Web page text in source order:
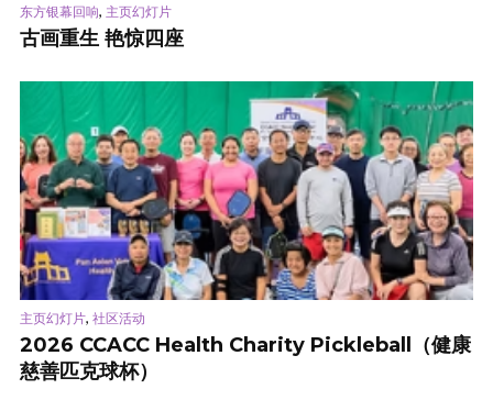
东方银幕回响, 主页幻灯片
古画重生 艳惊四座
主页幻灯片, 社区活动
2026 CCACC Health Charity Pickleball（健康
慈善匹克球杯）